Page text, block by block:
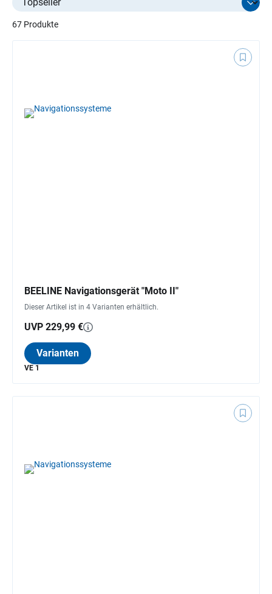
67 Produkte
BEELINE Navigationsgerät "Moto II"
Dieser Artikel ist in 4 Varianten erhältlich.
UVP 229,99 €
Varianten
VE 1